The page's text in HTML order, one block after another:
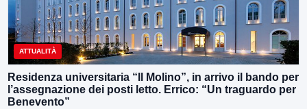
ATTUALITÀ
Residenza universitaria “Il Molino”, in arrivo il bando per
l’assegnazione dei posti letto. Errico: “Un traguardo per
Benevento”